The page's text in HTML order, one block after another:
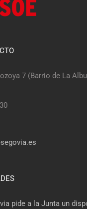
7 (Barrio de La
pide a la Junta un